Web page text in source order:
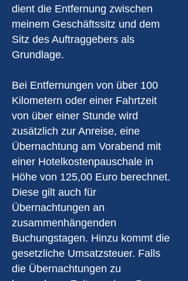
dient die Entfernung zwischen
meinem Geschäftssitz und dem
Sitz des Auftraggebers als
Grundlage.
Bei Entfernungen von über 100
Kilometern oder einer Fahrtzeit
von über einer Stunde wird
zusätzlich zur Anreise, eine
Übernachtung am Vorabend mit
einer Hotelkostenpauschale in
Höhe von 125,00 Euro berechnet.
Diese gilt auch für
Übernachtungen an
zusammenhängenden
Buchungstagen. Hinzu kommt die
gesetzliche Umsatzsteuer. Falls
die Übernachtungen zu